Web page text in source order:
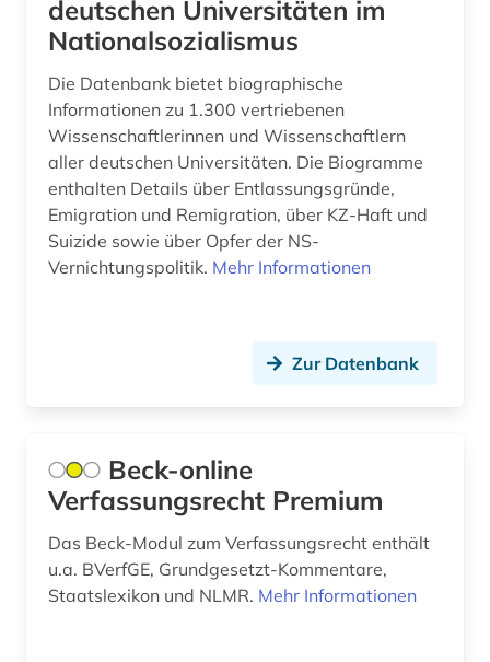
bundesamt (1)
deutschland <bundesrepublik> (1)
deutschland. reichskanzlei (1)
deutschsprachiger raum (1)
diplomarbeit (1)
diplomatische vertretung (1)
dissertation (1)
doktorarbeit (1)
deutschen Universitäten im
Nationalsozialismus
Die Datenbank bietet biographische
Informationen zu 1.300 vertriebenen
Wissenschaftlerinnen und Wissenschaftlern
aller deutschen Universitäten. Die Biogramme
enthalten Details über Entlassungsgründe,
Emigration und Remigration, über KZ-Haft und
Suizide sowie über Opfer der NS-
Vernichtungspolitik. Mehr Informationen
Zur Datenbank
Beck-online
Verfassungsrecht Premium
Das Beck-Modul zum Verfassungsrecht enthält
u.a. BVerfGE, Grundgesetzt-Kommentare,
Staatslexikon und NLMR. Mehr Informationen